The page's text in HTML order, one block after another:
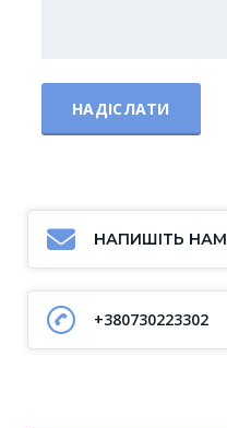
НАПИШІТЬ НАМ
+380730223302